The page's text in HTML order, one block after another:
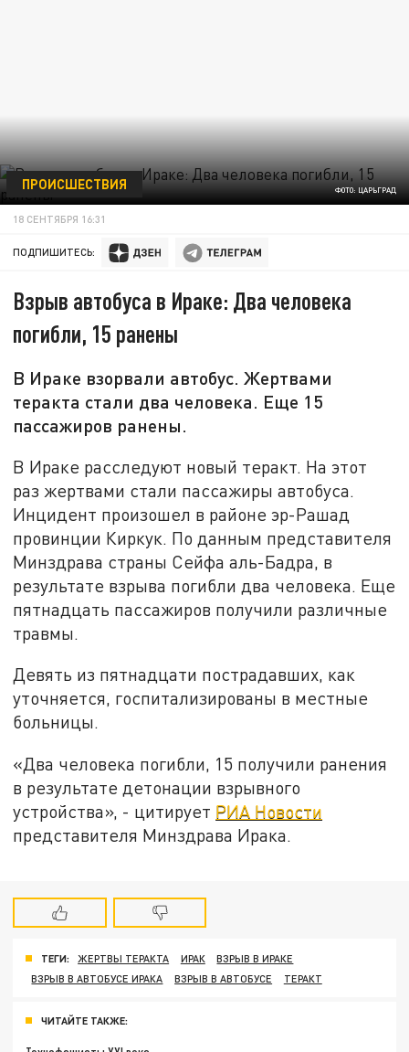
ФОТО: ЦАРЬГРАД
ПРОИСШЕСТВИЯ
18 СЕНТЯБРЯ 16:31
ПОДПИШИТЕСЬ:
Взрыв автобуса в Ираке: Два человека
погибли, 15 ранены
В Ираке взорвали автобус. Жертвами
теракта стали два человека. Еще 15
пассажиров ранены.
В Ираке расследуют новый теракт. На этот
раз жертвами стали пассажиры автобуса.
Инцидент произошел в районе эр-Рашад
провинции Киркук. По данным представителя
Минздрава страны Сейфа аль-Бадра, в
результате взрыва погибли два человека. Еще
пятнадцать пассажиров получили различные
травмы.
Девять из пятнадцати пострадавших, как
уточняется, госпитализированы в местные
больницы.
«Два человека погибли, 15 получили ранения
в результате детонации взрывного
устройства», - цитирует РИА Новости
представителя Минздрава Ирака.
ТЕГИ: ЖЕРТВЫ ТЕРАКТА ИРАК
ВЗРЫВ В ИРАКЕ
ВЗРЫВ В АВТОБУСЕ ИРАКА
ВЗРЫВ В АВТОБУСЕ ТЕРАКТ
ЧИТАЙТЕ ТАКЖЕ: